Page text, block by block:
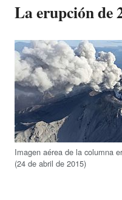
La erupción de
Imagen aérea de la columna
(24 de abril de 2015)